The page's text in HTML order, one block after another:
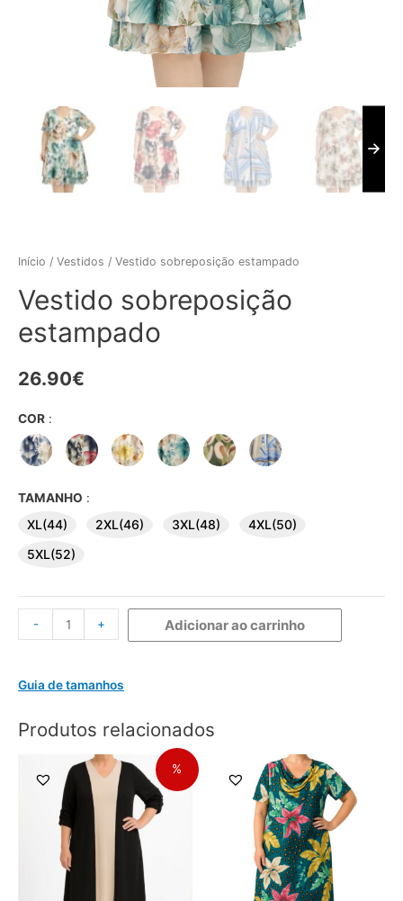
Início / Vestidos / Vestido sobreposição estampado
Vestido sobreposição
estampado
26.90€
COR :
TAMANHO :
XL(44) 2XL(46) 3XL(48)
4XL(50)
5XL(52)
- + Adicionar ao carrinho
Guia de tamanhos
Produtos relacionados
%